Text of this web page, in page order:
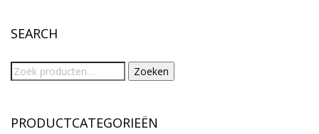
SEARCH
Zoeken
PRODUCTCATEGORIEËN